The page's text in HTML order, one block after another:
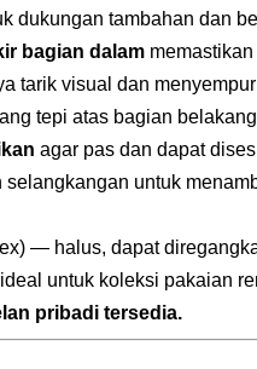
dukungan tambahan dan
bagian dalam
tarik visual dan
tepi atas bagian
agar pas dan dapat
untuk
— halus, dapat
untuk koleksi pakaian
pribadi tersedia.